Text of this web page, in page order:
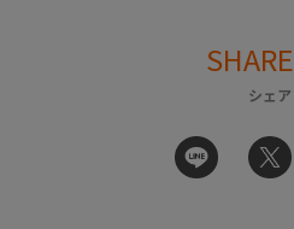
SHARE
シェア